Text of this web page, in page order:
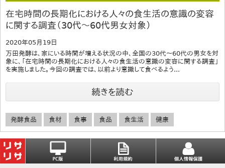
在宅時間の長期化における人々の食生活の意識の変容
に関する調査（30代～60代男女対象）
2020年05月19日
万田発酵は、家にいる時間が増える状況の中、全国の30代～60代の男女を対
象に、「在宅時間の長期化における人々の食生活の意識の変容に関する調査」
を実施しました。今回の調査では、以前より意識して食べるよう...
続きを読む
発酵食品 食材 食事 食品 食生活 健康